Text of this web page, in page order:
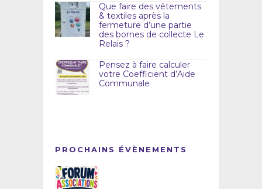
Que faire des vêtements
& textiles après la
fermeture d’une partie
des bornes de collecte Le
Relais ?
Pensez à faire calculer
votre Coefficient d’Aide
Communale
PROCHAINS ÉVÈNEMENTS